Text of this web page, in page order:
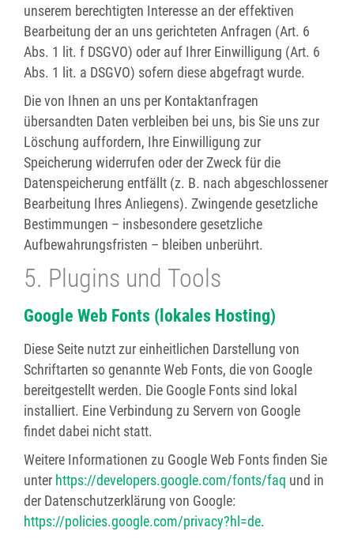
unserem berechtigten Interesse an der effektiven
Bearbeitung der an uns gerichteten Anfragen (Art. 6
Abs. 1 lit. f DSGVO) oder auf Ihrer Einwilligung (Art. 6
Abs. 1 lit. a DSGVO) sofern diese abgefragt wurde.
Die von Ihnen an uns per Kontaktanfragen
übersandten Daten verbleiben bei uns, bis Sie uns zur
Löschung auffordern, Ihre Einwilligung zur
Speicherung widerrufen oder der Zweck für die
Datenspeicherung entfällt (z. B. nach abgeschlossener
Bearbeitung Ihres Anliegens). Zwingende gesetzliche
Bestimmungen – insbesondere gesetzliche
Aufbewahrungsfristen – bleiben unberührt.
5. Plugins und Tools
Google Web Fonts (lokales Hosting)
Diese Seite nutzt zur einheitlichen Darstellung von
Schriftarten so genannte Web Fonts, die von Google
bereitgestellt werden. Die Google Fonts sind lokal
installiert. Eine Verbindung zu Servern von Google
findet dabei nicht statt.
Weitere Informationen zu Google Web Fonts finden Sie
unter https://developers.google.com/fonts/faq und in
der Datenschutzerklärung von Google:
https://policies.google.com/privacy?hl=de.